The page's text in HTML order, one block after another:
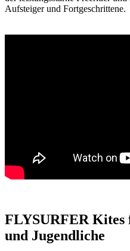
Aufsteiger und Fortgeschrittene.
FLYSURFER
und Jugendliche